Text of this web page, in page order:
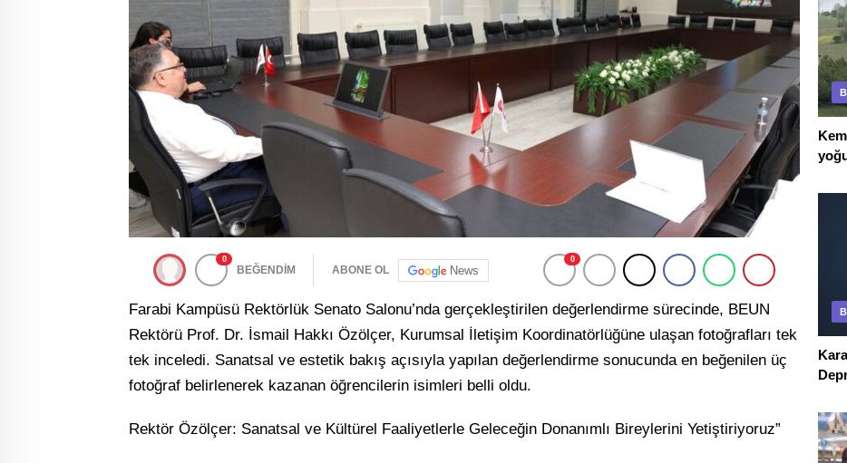
0
BEĞENDİM ABONE OL News
0
Farabi Kampüsü Rektörlük Senato Salonu’nda gerçekleştirilen değerlendirme sürecinde, BEUN
Rektörü Prof. Dr. İsmail Hakkı Özölçer, Kurumsal İletişim Koordinatörlüğüne ulaşan fotoğrafları tek
tek inceledi. Sanatsal ve estetik bakış açısıyla yapılan değerlendirme sonucunda en beğenilen üç
fotoğraf belirlenerek kazanan öğrencilerin isimleri belli oldu.
Rektör Özölçer: Sanatsal ve Kültürel Faaliyetlerle Geleceğin Donanımlı Bireylerini Yetiştiriyoruz”